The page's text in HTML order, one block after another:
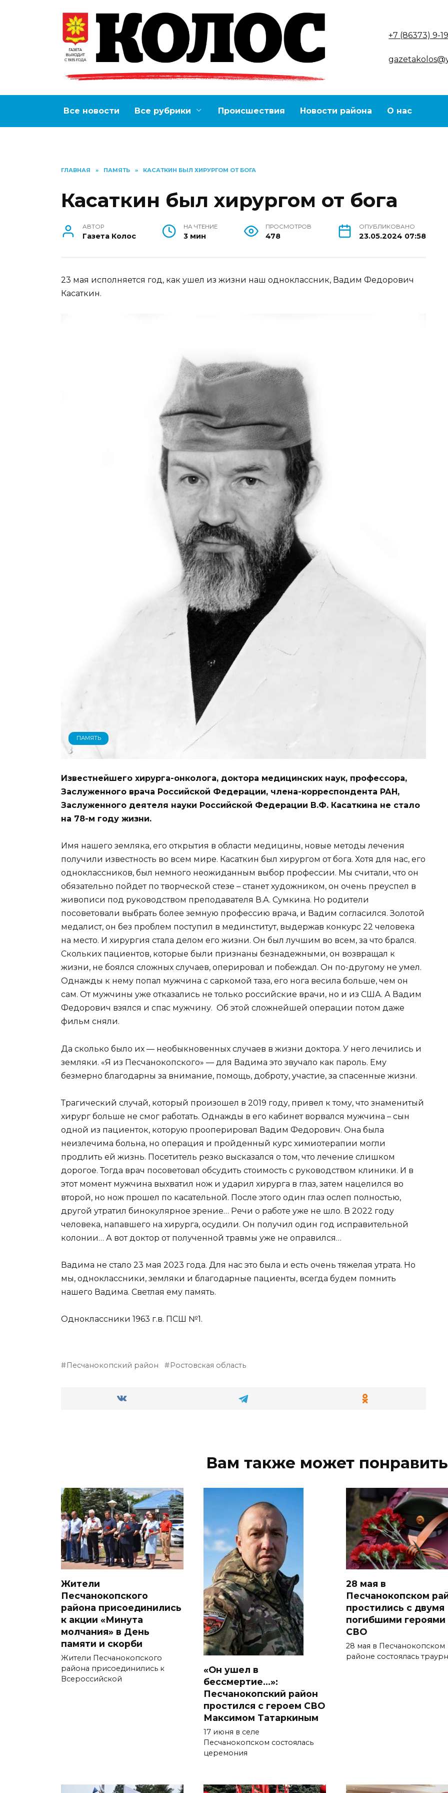
+7 (86373) 9-
Все новости Все рубрики Происшествия Новости района О нас
ГЛАВНАЯ » ПАМЯТЬ » КАСАТКИН БЫЛ ХИРУРГОМ ОТ БОГА
Касаткин был хирургом от бога
АВТОР
Газета Колос
НА ЧТЕНИЕ
3 мин
ПРОСМОТРОВ
478
ОПУБЛИКОВАНО
23.05.2024 07:58
23 мая исполняется год, как ушел из жизни наш одноклассник, Вадим Федорович
Касаткин.
ПАМЯТЬ
Известнейшего хирурга-онколога, доктора медицинских наук, профессора,
Заслуженного врача Российской Федерации, члена-корреспондента РАН,
Заслуженного деятеля науки Российской Федерации В.Ф. Касаткина не стало
на 78-м году жизни.
Имя нашего земляка, его открытия в области медицины, новые методы лечения
получили известность во всем мире. Касаткин был хирургом от бога. Хотя для нас, его
одноклассников, был немного неожиданным выбор профессии. Мы считали, что он
обязательно пойдет по творческой стезе – станет художником, он очень преуспел в
живописи под руководством преподавателя В.А. Сумкина. Но родители
посоветовали выбрать более земную профессию врача, и Вадим согласился. Золотой
медалист, он без проблем поступил в мединститут, выдержав конкурс 22 человека
на место. И хирургия стала делом его жизни. Он был лучшим во всем, за что брался.
Скольких пациентов, которые были признаны безнадежными, он возвращал к
жизни, не боялся сложных случаев, оперировал и побеждал. Он по-другому не умел.
Однажды к нему попал мужчина с саркомой таза, его нога весила больше, чем он
сам. От мужчины уже отказались не только российские врачи, но и из США. А Вадим
Федорович взялся и спас мужчину. Об этой сложнейшей операции потом даже
фильм сняли.
Да сколько было их — необыкновенных случаев в жизни доктора. У него лечились и
земляки. «Я из Песчанокопского» — для Вадима это звучало как пароль. Ему
безмерно благодарны за внимание, помощь, доброту, участие, за спасенные жизни.
Трагический случай, который произошел в 2019 году, привел к тому, что знаменитый
хирург больше не смог работать. Однажды в его кабинет ворвался мужчина – сын
одной из пациенток, которую прооперировал Вадим Федорович. Она была
неизлечима больна, но операция и пройденный курс химиотерапии могли
продлить ей жизнь. Посетитель резко высказался о том, что лечение слишком
дорогое. Тогда врач посоветовал обсудить стоимость с руководством клиники. И в
этот момент мужчина выхватил нож и ударил хирурга в глаз, затем нацелился во
второй, но нож прошел по касательной. После этого один глаз ослеп полностью,
другой утратил бинокулярное зрение… Речи о работе уже не шло. В 2022 году
человека, напавшего на хирурга, осудили. Он получил один год исправительной
колонии… А вот доктор от полученной травмы уже не оправился…
Вадима не стало 23 мая 2023 года. Для нас это была и есть очень тяжелая утрата. Но
мы, одноклассники, земляки и благодарные пациенты, всегда будем помнить
нашего Вадима. Светлая ему память.
Одноклассники 1963 г.в. ПСШ №1.
Песчанокопский район Ростовская область
Вам также может
Жители
Песчанокопского
района присоединились
к акции «Минута
молчания» в День
памяти и скорби
Жители Песчанокопского
района присоединились к
Всероссийской
«Он ушел в
бессмертие…»:
Песчанокопский район
простился с героем СВО
Максимом Татаркиным
17 июня в селе
Песчанокопском состоялась
церемония
28 мая в
Песчанокопском
простились с двумя
погибшими героями
СВО
28 мая в Песчанокопском
районе состоялась